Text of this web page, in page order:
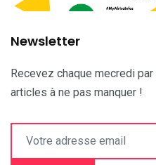
Newsletter
Recevez chaque mecredi
articles à ne pas manquer !